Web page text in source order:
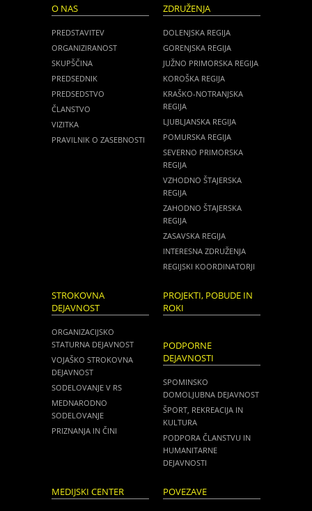
O NAS
PREDSTAVITEV
ORGANIZIRANOST
SKUPŠČINA
PREDSEDNIK
PREDSEDSTVO
ČLANSTVO
VIZITKA
PRAVILNIK O ZASEBNOSTI
ZDRUŽENJA
DOLENJSKA REGIJA
GORENJSKA REGIJA
JUŽNO PRIMORSKA REGIJA
KOROŠKA REGIJA
KRAŠKO-NOTRANJSKA
REGIJA
LJUBLJANSKA REGIJA
POMURSKA REGIJA
SEVERNO PRIMORSKA
REGIJA
VZHODNO ŠTAJERSKA
REGIJA
ZAHODNO ŠTAJERSKA
REGIJA
ZASAVSKA REGIJA
INTERESNA ZDRUŽENJA
REGIJSKI KOORDINATORJI
STROKOVNA
DEJAVNOST
ORGANIZACIJSKO
STATURNA DEJAVNOST
VOJAŠKO STROKOVNA
DEJAVNOST
SODELOVANJE V RS
MEDNARODNO
SODELOVANJE
PRIZNANJA IN ČINI
PROJEKTI, POBUDE IN
ROKI
PODPORNE
DEJAVNOSTI
SPOMINSKO
DOMOLJUBNA DEJAVNOST
ŠPORT, REKREACIJA IN
KULTURA
PODPORA ČLANSTVU IN
HUMANITARNE
DEJAVNOSTI
MEDIJSKI CENTER POVEZAVE